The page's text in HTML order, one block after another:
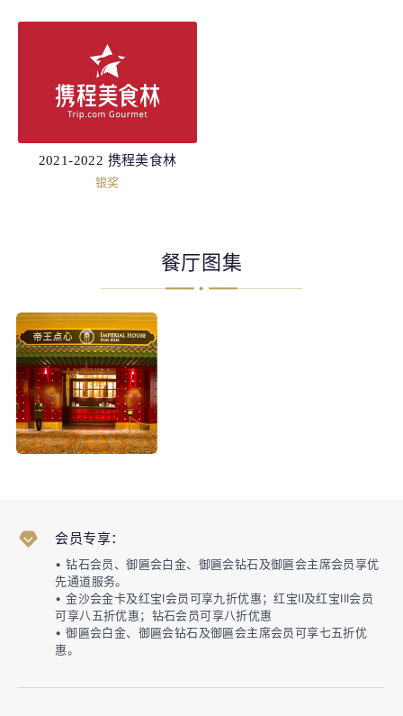
2021-2022 携程美食林
银奖
餐厅图集
会员专享：
• 钻石会员、御匾会白金、御匾会钻石及御匾会主席会员享优
先通道服务。
• 金沙会金卡及红宝I会员可享九折优惠；红宝II及红宝III会员
可享八五折优惠；钻石会员可享八折优惠
• 御匾会白金、御匾会钻石及御匾会主席会员可享七五折优
惠。